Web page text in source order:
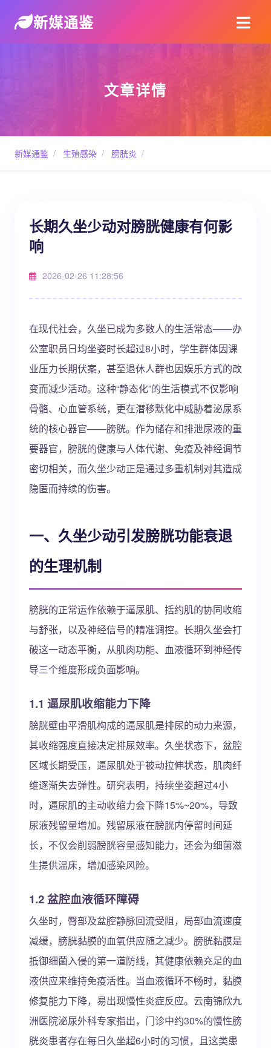
新媒通鉴
文章详情
新媒通鉴 / 生殖感染 / 膀胱炎 /
长期久坐少动对膀胱健康有何影
响
2026-02-26 11:28:56
在现代社会，久坐已成为多数人的生活常态——办
公室职员日均坐姿时长超过8小时，学生群体因课
业压力长期伏案，甚至退休人群也因娱乐方式的改
变而减少活动。这种“静态化”的生活模式不仅影响
骨骼、心血管系统，更在潜移默化中威胁着泌尿系
统的核心器官——膀胱。作为储存和排泄尿液的重
要器官，膀胱的健康与人体代谢、免疫及神经调节
密切相关，而久坐少动正是通过多重机制对其造成
隐匿而持续的伤害。
一、久坐少动引发膀胱功能衰退
的生理机制
膀胱的正常运作依赖于逼尿肌、括约肌的协同收缩
与舒张，以及神经信号的精准调控。长期久坐会打
破这一动态平衡，从肌肉功能、血液循环到神经传
导三个维度形成负面影响。
1.1 逼尿肌收缩能力下降
膀胱壁由平滑肌构成的逼尿肌是排尿的动力来源，
其收缩强度直接决定排尿效率。久坐状态下，盆腔
区域长期受压，逼尿肌处于被动拉伸状态，肌肉纤
维逐渐失去弹性。研究表明，持续坐姿超过4小
时，逼尿肌的主动收缩力会下降15%~20%，导致
尿液残留量增加。残留尿液在膀胱内停留时间延
长，不仅会削弱膀胱容量感知能力，还会为细菌滋
生提供温床，增加感染风险。
1.2 盆腔血液循环障碍
久坐时，臀部及盆腔静脉回流受阻，局部血流速度
减缓，膀胱黏膜的血氧供应随之减少。膀胱黏膜是
抵御细菌入侵的第一道防线，其健康依赖充足的血
液供应来维持免疫活性。当血液循环不畅时，黏膜
修复能力下降，易出现慢性炎症反应。云南锦欣九
洲医院泌尿外科专家指出，门诊中约30%的慢性膀
胱炎患者存在每日久坐超6小时的习惯，且这类患